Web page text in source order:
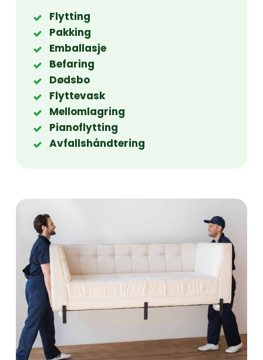
Flytting
Pakking
Emballasje
Befaring
Dødsbo
Flyttevask
Mellomlagring
Pianoflytting
Avfallshåndtering